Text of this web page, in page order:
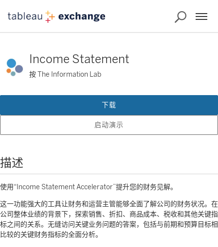
Income Statement
按 The Information Lab
启动演示
下载
描述
使用“Income Statement Accelerator”提升您的财务见解。
这一功能强大的工具让财务和运营主管能够全面了解公司的财务状况。在
公司整体业绩的背景下，探索销售、折扣、商品成本、税收和其他关键指
标之间的关系。无缝访问关键业务问题的答案，包括与前期和预算目标相
比较的关键财务指标的全面分析。